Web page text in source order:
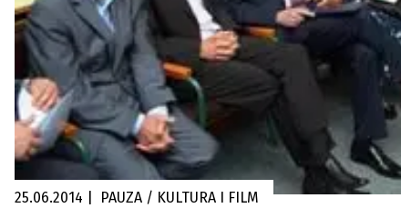
25.06.2014 PAUZA / KULTURA I FILM